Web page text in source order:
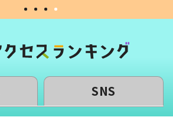
SNS